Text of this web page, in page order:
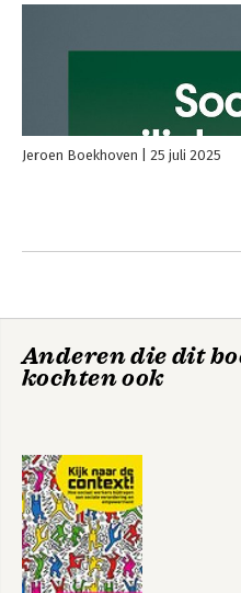
Jeroen Boekhoven 25 juli 2025
Anderen die dit
kochten ook